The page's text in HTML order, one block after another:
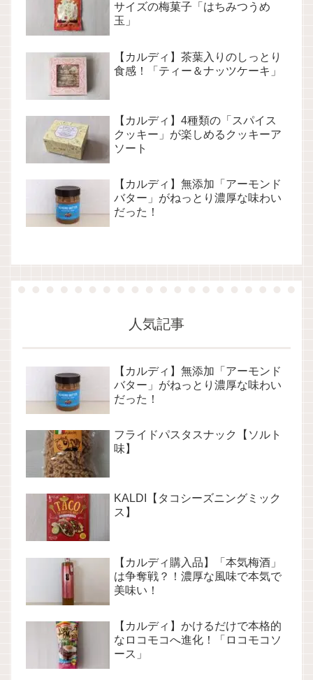
サイズの梅菓子「はちみつうめ
玉」
【カルディ】茶葉入りのしっとり
食感！「ティー＆ナッツケーキ」
【カルディ】4種類の「スパイス
クッキー」が楽しめるクッキーア
ソート
【カルディ】無添加「アーモンド
バター」がねっとり濃厚な味わい
だった！
人気記事
【カルディ】無添加「アーモンド
バター」がねっとり濃厚な味わい
だった！
フライドパスタスナック【ソルト
味】
KALDI【タコシーズニングミック
ス】
【カルディ購入品】「本気梅酒」
は争奪戦？！濃厚な風味で本気で
美味い！
【カルディ】かけるだけで本格的
なロコモコへ進化！「ロコモコソ
ース」